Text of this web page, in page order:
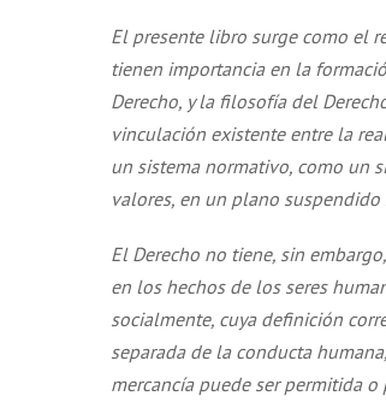
El presente libro surge como el
tienen importancia en la
Derecho, y la filosofía del
vinculación existente entre la
un sistema normativo, como un
valores, en un plano
El Derecho no tiene, sin
en los hechos de los seres
socialmente, cuya definición
separada de la conducta
mercancía puede ser permitida